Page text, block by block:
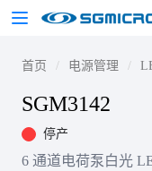
首页 电源管理
SGM3142
停产
6 通道电荷泵白光